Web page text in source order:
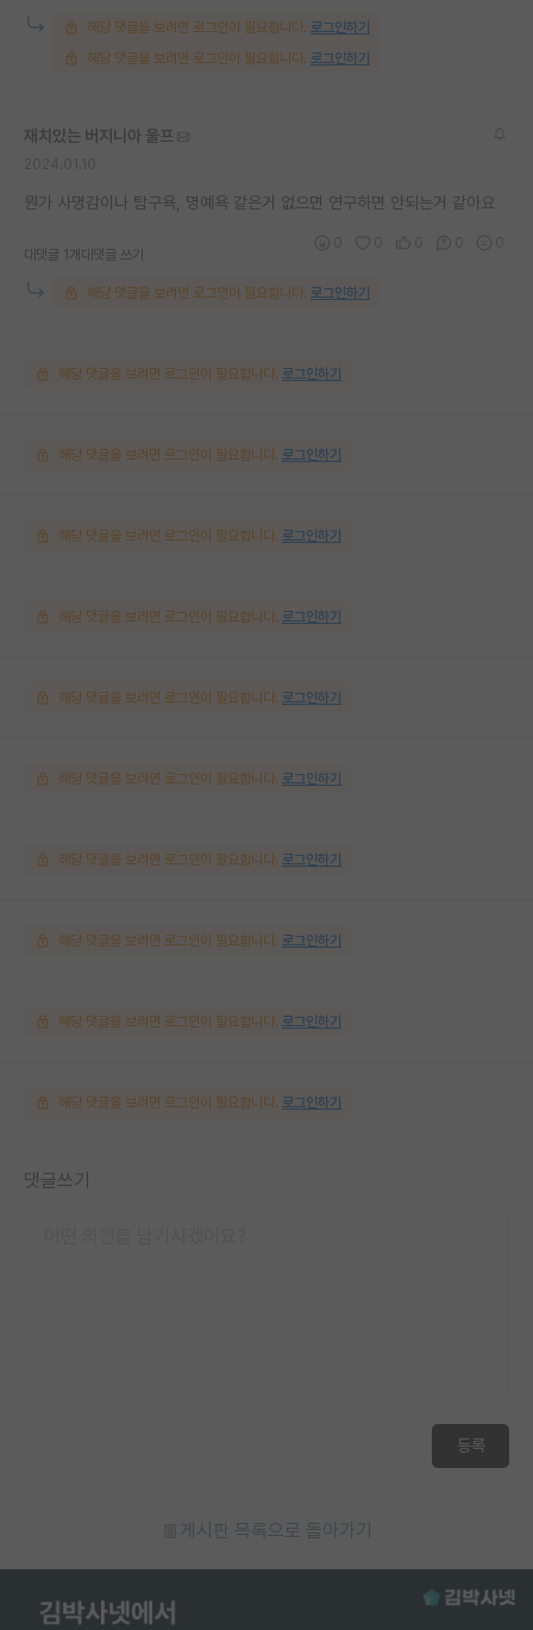
해당 댓글을 보려면 로그인이 필요합니다. 로그인하기
해당 댓글을 보려면 로그인이 필요합니다. 로그인하기
재치있는 버지니아 울프
뭔가 사명감이나 탐구욕, 명예욕 같은거 없으면 연구하면 안되는거 같아요
대댓글 1개 대댓글 쓰기
해당 댓글을 보려면 로그인이 필요합니다. 로그인하기
해당 댓글을 보려면 로그인이 필요합니다. 로그인하기
해당 댓글을 보려면 로그인이 필요합니다. 로그인하기
해당 댓글을 보려면 로그인이 필요합니다. 로그인하기
해당 댓글을 보려면 로그인이 필요합니다. 로그인하기
해당 댓글을 보려면 로그인이 필요합니다. 로그인하기
해당 댓글을 보려면 로그인이 필요합니다. 로그인하기
해당 댓글을 보려면 로그인이 필요합니다. 로그인하기
해당 댓글을 보려면 로그인이 필요합니다. 로그인하기
해당 댓글을 보려면 로그인이 필요합니다. 로그인하기
해당 댓글을 보려면 로그인이 필요합니다. 로그인하기
댓글쓰기
등록
게시판 목록으로 돌아가기